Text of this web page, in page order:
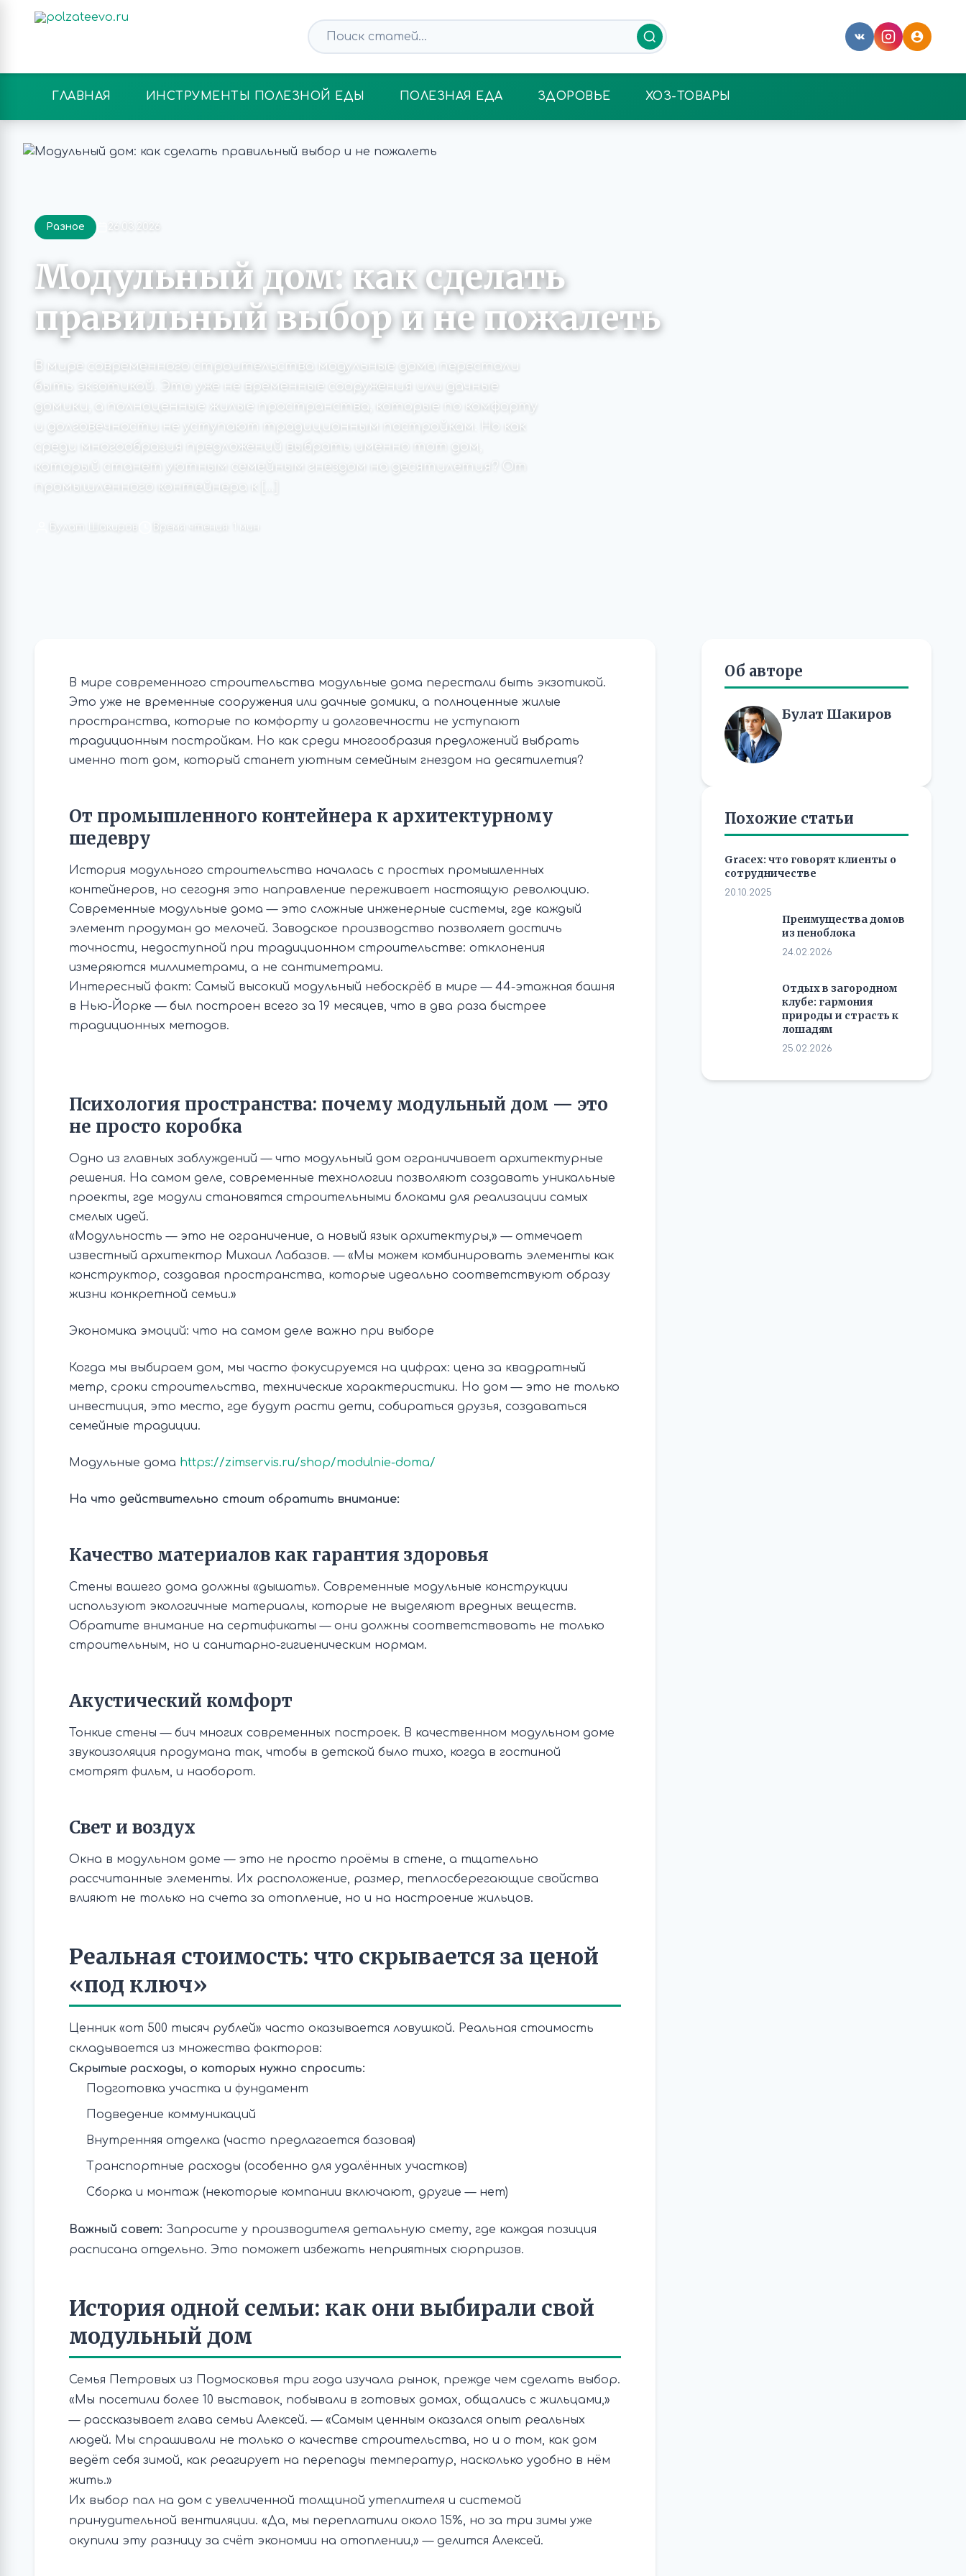
ГЛАВНАЯ ИНСТРУМЕНТЫ ПОЛЕЗНОЙ ЕДЫ ПОЛЕЗНАЯ ЕДА ЗДОРОВЬЕ ХОЗ-ТОВАРЫ
Разное 26.03.2026
Модульный дом: как сделать
правильный выбор и не пожалеть
В мире современного строительства модульные дома перестали
быть экзотикой. Это уже не временные сооружения или дачные
домики, а полноценные жилые пространства, которые по комфорту
и долговечности не уступают традиционным постройкам. Но как
среди многообразия предложений выбрать именно тот дом,
который станет уютным семейным гнездом на десятилетия? От
промышленного контейнера к […]
Булат Шакиров Время чтения: 1 мин
В мире современного строительства модульные дома перестали быть экзотикой.
Это уже не временные сооружения или дачные домики, а полноценные жилые
пространства, которые по комфорту и долговечности не уступают
традиционным постройкам. Но как среди многообразия предложений выбрать
именно тот дом, который станет уютным семейным гнездом на десятилетия?
От промышленного контейнера к архитектурному
шедевру
История модульного строительства началась с простых промышленных
контейнеров, но сегодня это направление переживает настоящую революцию.
Современные модульные дома — это сложные инженерные системы, где каждый
элемент продуман до мелочей. Заводское производство позволяет достичь
точности, недоступной при традиционном строительстве: отклонения
измеряются миллиметрами, а не сантиметрами.
Интересный факт: Самый высокий модульный небоскрёб в мире — 44-этажная башня
в Нью-Йорке — был построен всего за 19 месяцев, что в два раза быстрее
традиционных методов.
Психология пространства: почему модульный дом — это
не просто коробка
Одно из главных заблуждений — что модульный дом ограничивает архитектурные
решения. На самом деле, современные технологии позволяют создавать уникальные
проекты, где модули становятся строительными блоками для реализации самых
смелых идей.
«Модульность — это не ограничение, а новый язык архитектуры,» — отмечает
известный архитектор Михаил Лабазов. — «Мы можем комбинировать элементы как
конструктор, создавая пространства, которые идеально соответствуют образу
жизни конкретной семьи.»
Экономика эмоций: что на самом деле важно при выборе
Когда мы выбираем дом, мы часто фокусируемся на цифрах: цена за квадратный
метр, сроки строительства, технические характеристики. Но дом — это не только
инвестиция, это место, где будут расти дети, собираться друзья, создаваться
семейные традиции.
Модульные дома https://zimservis.ru/shop/modulnie-doma/
На что действительно стоит обратить внимание:
Качество материалов как гарантия здоровья
Стены вашего дома должны «дышать». Современные модульные конструкции
используют экологичные материалы, которые не выделяют вредных веществ.
Обратите внимание на сертификаты — они должны соответствовать не только
строительным, но и санитарно-гигиеническим нормам.
Акустический комфорт
Тонкие стены — бич многих современных построек. В качественном модульном доме
звукоизоляция продумана так, чтобы в детской было тихо, когда в гостиной
смотрят фильм, и наоборот.
Свет и воздух
Окна в модульном доме — это не просто проёмы в стене, а тщательно
рассчитанные элементы. Их расположение, размер, теплосберегающие свойства
влияют не только на счета за отопление, но и на настроение жильцов.
Реальная стоимость: что скрывается за ценой
«под ключ»
Ценник «от 500 тысяч рублей» часто оказывается ловушкой. Реальная стоимость
складывается из множества факторов:
Скрытые расходы, о которых нужно спросить:
Подготовка участка и фундамент
Подведение коммуникаций
Внутренняя отделка (часто предлагается базовая)
Транспортные расходы (особенно для удалённых участков)
Сборка и монтаж (некоторые компании включают, другие — нет)
Важный совет: Запросите у производителя детальную смету, где каждая позиция
расписана отдельно. Это поможет избежать неприятных сюрпризов.
История одной семьи: как они выбирали свой
модульный дом
Семья Петровых из Подмосковья три года изучала рынок, прежде чем сделать выбор.
«Мы посетили более 10 выставок, побывали в готовых домах, общались с жильцами,»
— рассказывает глава семьи Алексей. — «Самым ценным оказался опыт реальных
людей. Мы спрашивали не только о качестве строительства, но и о том, как дом
ведёт себя зимой, как реагирует на перепады температур, насколько удобно в нём
жить.»
Их выбор пал на дом с увеличенной толщиной утеплителя и системой
принудительной вентиляции. «Да, мы переплатили около 15%, но за три зимы уже
окупили эту разницу за счёт экономии на отоплении,» — делится Алексей.
Об авторе
Булат Шакиров
Похожие статьи
Gracex: что говорят клиенты о
сотрудничестве
20.10.2025
Преимущества домов
из пеноблока
24.02.2026
Отдых в загородном
клубе: гармония
природы и страсть к
лошадям
25.02.2026